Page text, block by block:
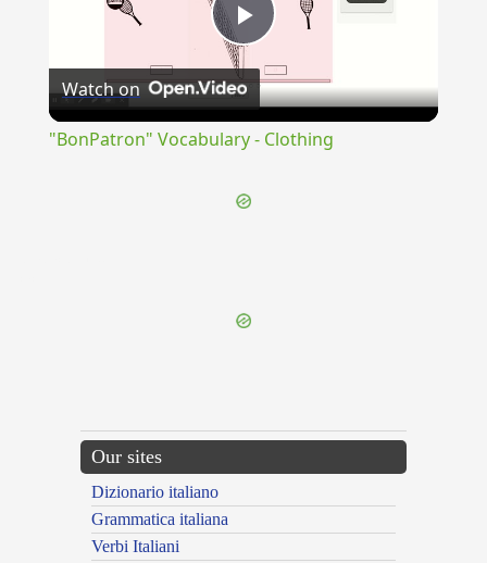
Play
Video
Watch on
"BonPatron" Vocabulary - Clothing
Our sites
Dizionario italiano
Grammatica italiana
Verbi Italiani